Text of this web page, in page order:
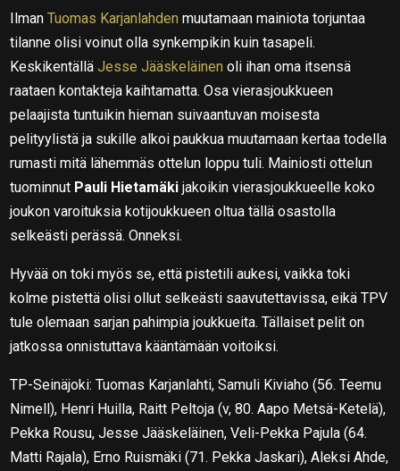
IlmanTuomas Karjanlahden muutamaan mainiota torjuntaa
tilanne olisi voinut olla synkempikin kuin tasapeli.
KeskikentälläJesse Jääskeläinen oli ihan oma itsensä
raataen kontakteja kaihtamatta. Osa vierasjoukkueen
pelaajista tuntuikin hieman suivaantuvan moisesta
pelityylistä ja sukille alkoi paukkua muutamaan kertaa todella
rumasti mitä lähemmäs ottelun loppu tuli. Mainiosti ottelun
tuominnut Pauli Hietamäki jakoikin vierasjoukkueelle koko
joukon varoituksia kotijoukkueen oltua tällä osastolla
selkeästi perässä. Onneksi.
Hyvää on toki myös se, että pistetili aukesi, vaikka toki
kolme pistettä olisi ollut selkeästi saavutettavissa, eikä TPV
tule olemaan sarjan pahimpia joukkueita. Tällaiset pelit on
jatkossa onnistuttava kääntämään voitoiksi.
TP-Seinäjoki: Tuomas Karjanlahti, Samuli Kiviaho (56. Teemu
Nimell), Henri Huilla, Raitt Peltoja (v, 80. Aapo Metsä-Ketelä),
Pekka Rousu, Jesse Jääskeläinen, Veli-Pekka Pajula (64.
Matti Rajala), Erno Ruismäki (71. Pekka Jaskari), Aleksi Ahde,